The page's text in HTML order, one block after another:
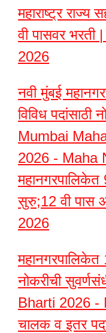
महाराष्ट्र
वी पासवर
2026
नवी मुंबई
विविध पदांसाठी
Mumbai
2026 - Maha
महानगरपालिकेत
सुरु;12 वी पास
2026
महानगरपालिकेत
नोकरीची
Bharti 2026 -
चालक व इतर